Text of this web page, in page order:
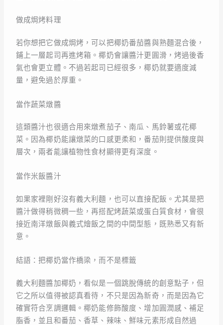
做成焗烤料理
若你想把它做成焗烤，可以把椰奶番茄醬與熟麵混合後，
鋪上一層起司再進烤箱。椰奶會讓醬汁更圓滑，烤過後香
氣也會更立體。不過若起司已經很多，椰奶就要適度減
量，避免過於厚重。
當作蔬菜燉醬
這類醬汁也很適合用來燉煮茄子、南瓜、馬鈴薯或花椰
菜。因為椰奶能讓燉菜的口感更柔和，番茄則提供酸度與
層次，兩者能讓植物性食材顯得更有深度。
當作米飯醬汁
如果家裡剛好沒有義大利麵，也可以直接配飯。尤其是把
醬汁做得稍微稠一些，再搭配烤蔬菜或蛋白質食材，會很
接近南洋燉飯與義式燴飯之間的中間型態，既熟悉又有新
意。
結語：把椰奶當作橋梁，而不是標籤
義大利麵醬加椰奶，看似是一個跳脫傳統的創意點子，但
它之所以值得被認真看待，不只是因為新奇，而是因為它
確實符合烹調邏輯。椰奶能修飾酸度、增加圓潤感、補足
脂香，並且和番茄、香草、辣味、鮮味元素形成自然過